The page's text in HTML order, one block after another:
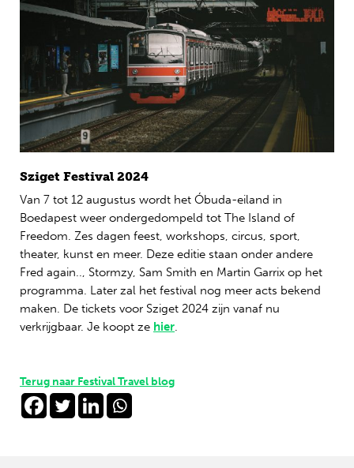
Sziget Festival 2024
Van 7 tot 12 augustus wordt het Óbuda-eiland in
Boedapest weer ondergedompeld tot The Island of
Freedom. Zes dagen feest, workshops, circus, sport,
theater, kunst en meer. Deze editie staan onder andere
Fred again.., Stormzy, Sam Smith en Martin Garrix op het
programma. Later zal het festival nog meer acts bekend
maken. De tickets voor Sziget 2024 zijn vanaf nu
verkrijgbaar. Je koopt ze hier.
Terug naar Festival Travel blog